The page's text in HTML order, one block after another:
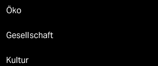
Öko
Gesellschaft
Kultur